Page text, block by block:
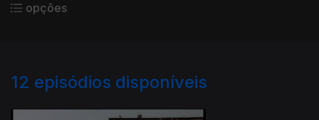
opções
12 episódios disponíveis